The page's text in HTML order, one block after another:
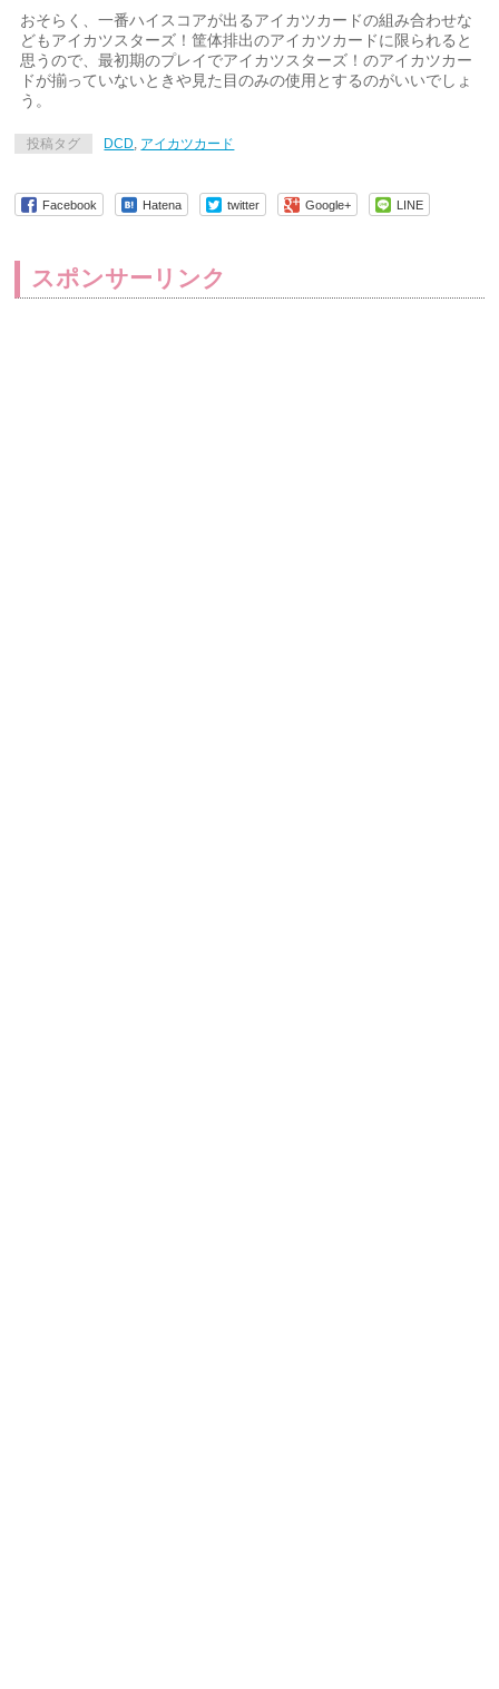
おそらく、一番ハイスコアが出るアイカツカードの組み合わせな
どもアイカツスターズ！筐体排出のアイカツカードに限られると
思うので、最初期のプレイでアイカツスターズ！のアイカツカー
ドが揃っていないときや見た目のみの使用とするのがいいでしょ
う。
投稿タグ DCD, アイカツカード
Facebook Hatena twitter Google+ LINE
スポンサーリンク